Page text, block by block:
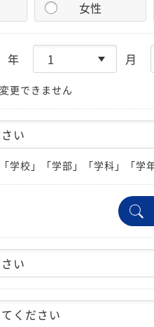
女性
年 月
更できません
学校」「学部」「学科」「学